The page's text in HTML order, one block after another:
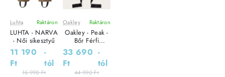
Luhta Raktáron
LUHTA - NARVA
- Női síkesztyű
11 190
Ft
-
tól
15 990 Ft
Oakley Raktáron
Oakley - Peak -
Bőr Férfi
síkesztyű
33 690
Ft
-
tól
44 990 Ft